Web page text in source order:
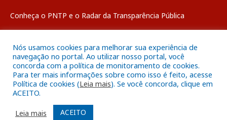
Conheça o PNTP e o Radar da Transparência Pública
Todos os direitos reservados a Câmara Municipal de Breves
Mapa do Site
Acessar o Webmail
Nós usamos cookies para melhorar sua experiência de
navegação no portal. Ao utilizar nosso portal, você
concorda com a política de monitoramento de cookies.
Para ter mais informações sobre como isso é feito, acesse
Política de cookies (Leia mais). Se você concorda, clique em
ACEITO.
Leia mais
ACEITO